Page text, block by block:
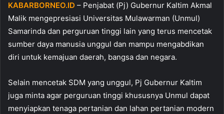
KABARBORNEO.ID – Penjabat (Pj) Gubernur Kaltim Akmal
Malik mengepresiasi Universitas Mulawarman (Unmul)
Samarinda dan perguruan tinggi lain yang terus mencetak
sumber daya manusia unggul dan mampu mengabdikan
diri untuk kemajuan daerah, bangsa dan negara.
Selain mencetak SDM yang unggul, Pj Gubernur Kaltim
juga minta agar perguruan tinggi khususnya Unmul dapat
menyiapkan tenaga pertanian dan lahan pertanian modern